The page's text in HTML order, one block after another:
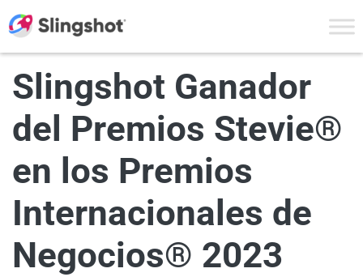
Slingshot Ganador
del Premios Stevie®
en los Premios
Internacionales de
Negocios® 2023